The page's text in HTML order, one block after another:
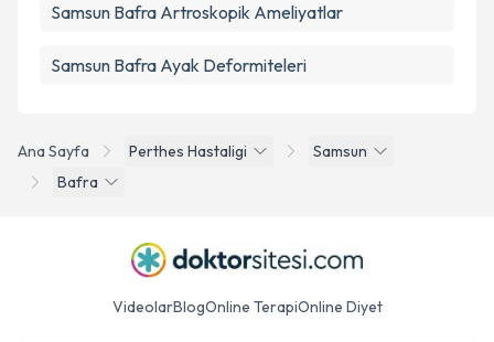
Ana Sayfa Perthes Hastaligi
Samsun
Bafra
Samsun Bafra Artroskopik Ameliyatlar
Samsun Bafra Ayak Deformiteleri
VideolarBlogOnline TerapiOnline Diyet